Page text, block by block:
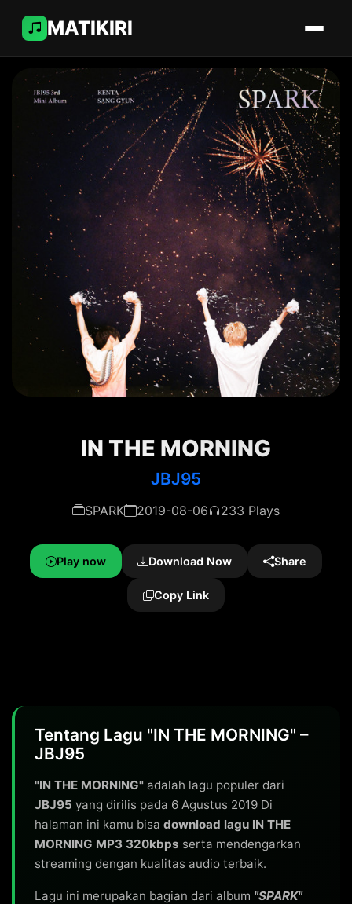
MATIKIRI
IN THE MORNING
JBJ95
SPARK 2019-08-06 233 Plays
Play now Download Now Share
Copy Link
Tentang Lagu "IN THE MORNING" –
JBJ95
"IN THE MORNING" adalah lagu populer dari
JBJ95 yang dirilis pada 6 Agustus 2019 Di
halaman ini kamu bisa download lagu IN THE
MORNING MP3 320kbps serta mendengarkan
streaming dengan kualitas audio terbaik.
Lagu ini merupakan bagian dari album "SPARK"